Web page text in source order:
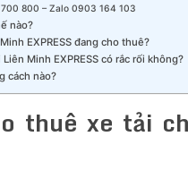
800 – Zalo 0903 164 103
nào?
EXPRESS đang cho thuê?
Minh EXPRESS có rắc rối không?
cách nào?
thuê xe tải